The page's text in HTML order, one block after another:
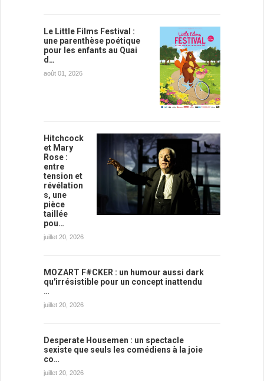
Le Little Films Festival :
une parenthèse poétique
pour les enfants au Quai
d…
août 01, 2026
Hitchcock
et Mary
Rose :
entre
tension et
révélation
s, une
pièce
taillée
pou…
juillet 20, 2026
MOZART F#CKER : un humour aussi dark
qu'irrésistible pour un concept inattendu
…
juillet 20, 2026
Desperate Housemen : un spectacle
sexiste que seuls les comédiens à la joie
co…
juillet 20, 2026